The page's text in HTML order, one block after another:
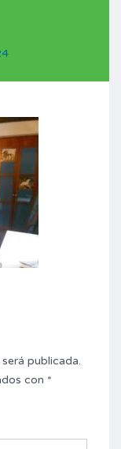
publicada.
con *